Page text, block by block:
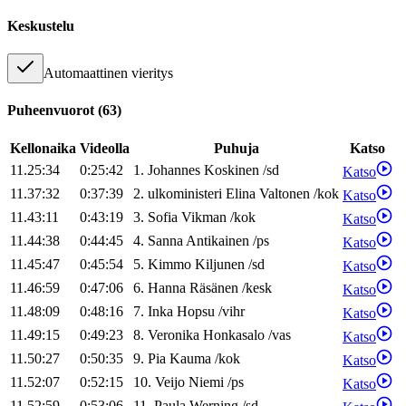
Keskustelu
Automaattinen vieritys
Puheenvuorot (63)
Kellonaika Videolla Puhuja
Katso
11.25:34
0:25:42 1. Johannes Koskinen /sd
Katso
11.37:32
0:37:39 2. ulkoministeri Elina Valtonen /kok Katso
11.43:11
0:43:19 3. Sofia Vikman /kok
Katso
11.44:38
0:44:45 4. SannaAntikainen /ps
Katso
11.45:47
0:45:54 5. Kimmo Kiljunen /sd
Katso
11.46:59
0:47:06 6. Hanna Räsänen /kesk
Katso
11.48:09
0:48:16 7. Inka Hopsu /vihr
Katso
11.49:15
0:49:23 8. Veronika Honkasalo /vas
Katso
11.50:27
0:50:35 9. Pia Kauma /kok
Katso
11.52:07
0:52:15 10. Veijo Niemi /ps
Katso